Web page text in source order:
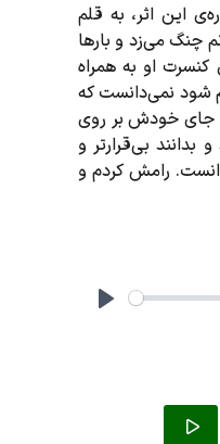
این اثر، به قلم
چنگ می‌زد و بارها
ششم آذرماه ۱۳۸۴، درحالی‌که صحنه‌ی کنسرت او به همراه
شود نمی‌دانست که
جای خودش بر روی
بی‌قرارتر و
رامش کردم و